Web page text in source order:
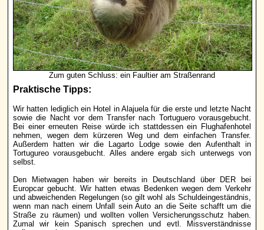
Zum guten Schluss: ein Faultier am Straßenrand
Praktische Tipps:
Wir hatten lediglich ein Hotel in Alajuela für die erste und letzte Nacht
sowie die Nacht vor dem Transfer nach Tortuguero vorausgebucht.
Bei einer erneuten Reise würde ich stattdessen ein Flughafenhotel
nehmen, wegen dem kürzeren Weg und dem einfachen Transfer.
Außerdem hatten wir die Lagarto Lodge sowie den Aufenthalt in
Tortugureo vorausgebucht. Alles andere ergab sich unterwegs von
selbst.
Den Mietwagen haben wir bereits in Deutschland über DER bei
Europcar gebucht. Wir hatten etwas Bedenken wegen dem Verkehr
und abweichenden Regelungen (so gilt wohl als Schuldeingeständnis,
wenn man nach einem Unfall sein Auto an die Seite schafft um die
Straße zu räumen) und wollten vollen Versicherungsschutz haben.
Zumal wir kein Spanisch sprechen und evtl. Missverständnisse